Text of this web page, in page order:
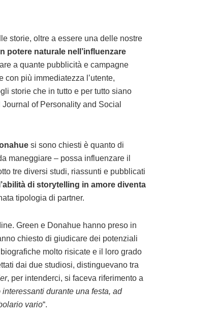
storie, oltre a essere una delle nostre
potere naturale nell’influenzare
a quante pubblicità e campagne
con più immediatezza l’utente,
storie che in tutto e per tutto siano
of Personality and Social
si sono chiesti è quanto di
maneggiare – possa influenzare il
tre diversi studi, riassunti e pubblicati
l’abilità di storytelling in amore diventa
tipologia di partner.
Green e Donahue hanno preso in
chiesto di giudicare dei potenziali
molto risicate e il loro grado
dai due studiosi, distinguevano tra
, per intenderci, si faceva riferimento a
durante una festa, ad
vario“.